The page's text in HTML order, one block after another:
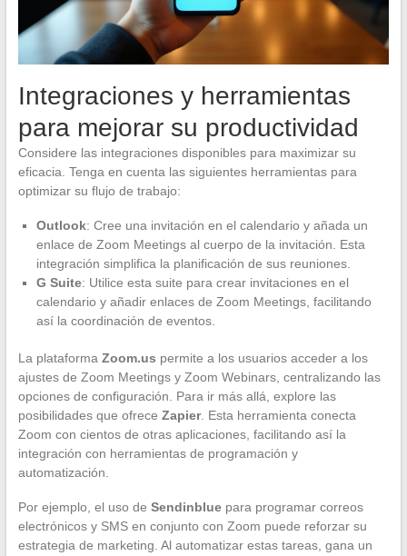
Integraciones y herramientas
para mejorar su productividad
Considere las integraciones disponibles para maximizar su
eficacia. Tenga en cuenta las siguientes herramientas para
optimizar su flujo de trabajo:
Outlook: Cree una invitación en el calendario y añada un
enlace de Zoom Meetings al cuerpo de la invitación. Esta
integración simplifica la planificación de sus reuniones.
G Suite: Utilice esta suite para crear invitaciones en el
calendario y añadir enlaces de Zoom Meetings, facilitando
así la coordinación de eventos.
La plataforma Zoom.us permite a los usuarios acceder a los
ajustes de Zoom Meetings y Zoom Webinars, centralizando las
opciones de configuración. Para ir más allá, explore las
posibilidades que ofrece Zapier. Esta herramienta conecta
Zoom con cientos de otras aplicaciones, facilitando así la
integración con herramientas de programación y
automatización.
Por ejemplo, el uso de Sendinbluepara programar correos
electrónicos y SMS en conjunto con Zoom puede reforzar su
estrategia de marketing. Al automatizar estas tareas, gana un